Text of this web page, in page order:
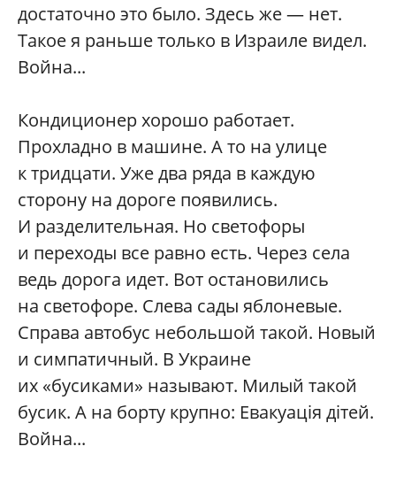
достаточно это было. Здесь же — нет.
Такое я раньше только в Израиле видел.
Война...
Кондиционер хорошо работает.
Прохладно в машине. А то на улице
к тридцати. Уже два ряда в каждую
сторону на дороге появились.
И разделительная. Но светофоры
и переходы все равно есть. Через села
ведь дорога идет. Вот остановились
на светофоре. Слева сады яблоневые.
Справа автобус небольшой такой. Новый
и симпатичный. В Украине
их «бусиками» называют. Милый такой
бусик. А на борту крупно: Евакуація дітей.
Война...